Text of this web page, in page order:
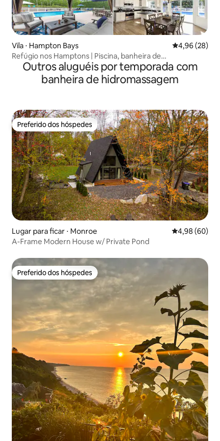
Vila ⋅ Hampton Bays 4,96 de uma
4,96 (28)
Refúgio nos Hamptons | Piscina, banheira de
hidromassagem, acomoda 10 pessoas
Outros aluguéis por temporada com
banheira de hidromassagem
Preferido dos hóspedes
Preferido dos hóspedes
Lugar para ficar ⋅ Monroe 4,98 de uma
4,98 (60)
A-Frame Modern House w/ Private Pond
Preferido dos hóspedes
Preferido dos hóspedes